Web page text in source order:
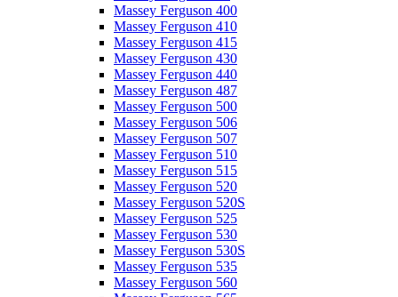
Massey Ferguson 400
Massey Ferguson 410
Massey Ferguson 415
Massey Ferguson 430
Massey Ferguson 440
Massey Ferguson 487
Massey Ferguson 500
Massey Ferguson 506
Massey Ferguson 507
Massey Ferguson 510
Massey Ferguson 515
Massey Ferguson 520
Massey Ferguson 520S
Massey Ferguson 525
Massey Ferguson 530
Massey Ferguson 530S
Massey Ferguson 535
Massey Ferguson 560